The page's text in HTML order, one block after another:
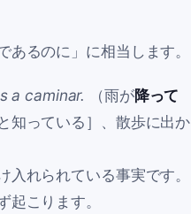
るのに」に相当します。
a caminar. （雨が降って
知っている］、散歩に出か
れられている事実です。
こります。